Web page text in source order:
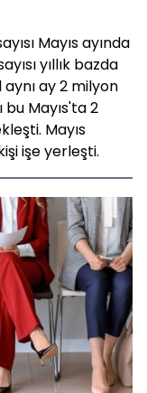
Mayıs ayında
yıllık bazda
aynı ay 2 milyon
bu Mayıs'ta 2
Mayıs
işe yerleşti.